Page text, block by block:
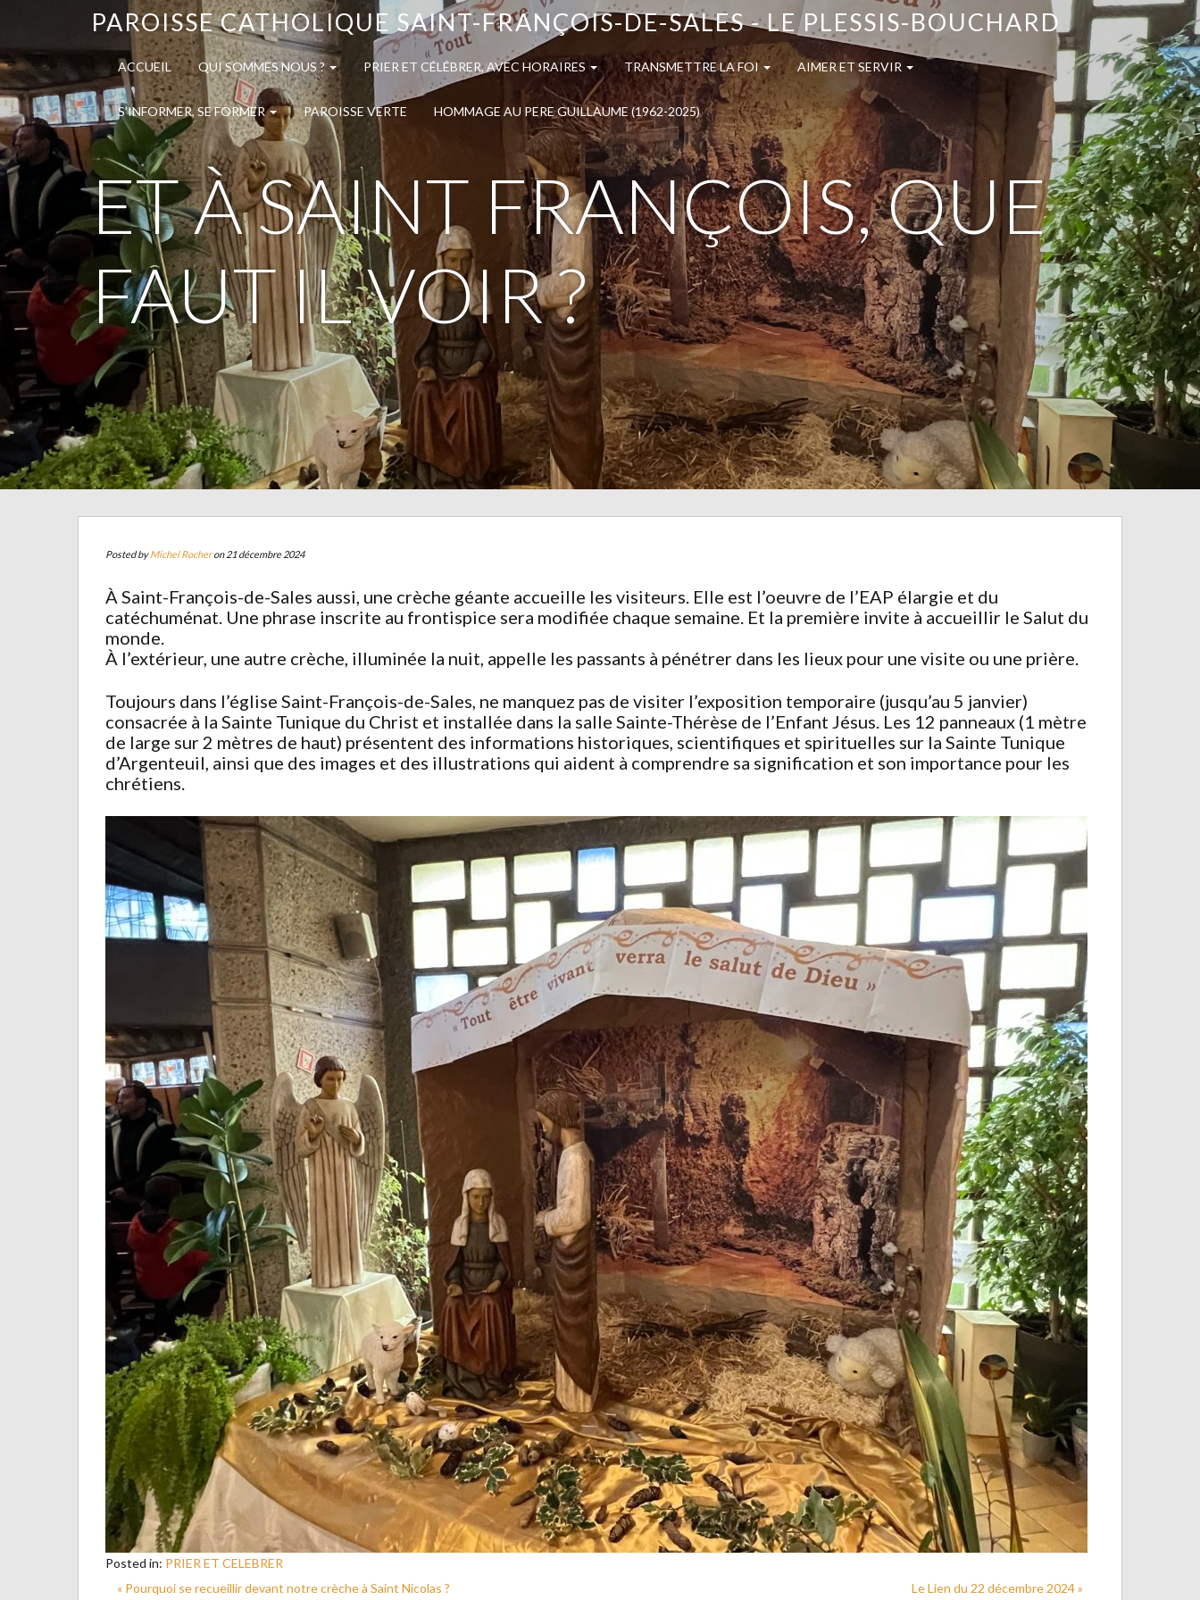
PAROISSE CATHOLIQUE SAINT-FRANÇOIS-DE-SALES - LE PLESSIS-BOUCHARD
ACCUEIL QUI SOMMES NOUS ? PRIER ET CÉLÉBRER, AVEC HORAIRES TRANSMETTRE LA FOI AIMER ET SERVIR
S’INFORMER, SE FORMER PAROISSE VERTE HOMMAGE AU PERE GUILLAUME (1962-2025)
ET À SAINT FRANÇOIS, QUE
FAUT IL VOIR ?
Posted byMichel Rocheron 21 décembre 2024
À Saint-François-de-Sales aussi, une crèche géante accueille les visiteurs. Elle est l’oeuvre de l’EAP élargie et du
catéchuménat. Une phrase inscrite au frontispice sera modifiée chaque semaine. Et la première invite à accueillir le Salut du
monde.
À l’extérieur, une autre crèche, illuminée la nuit, appelle les passants à pénétrer dans les lieux pour une visite ou une prière.
Toujours dans l’église Saint-François-de-Sales, ne manquez pas de visiter l’exposition temporaire (jusqu’au 5 janvier)
consacrée à la Sainte Tunique du Christ et installée dans la salle Sainte-Thérèse de l’Enfant Jésus. Les 12 panneaux (1 mètre
de large sur 2 mètres de haut) présentent des informations historiques, scientifiques et spirituelles sur la Sainte Tunique
d’Argenteuil, ainsi que des images et des illustrations qui aident à comprendre sa signification et son importance pour les
chrétiens.
Posted in: PRIER ET CELEBRER
« Pourquoi se recueillir devant notre crèche à Saint Nicolas ?
Le Lien du 22 décembre 2024 »